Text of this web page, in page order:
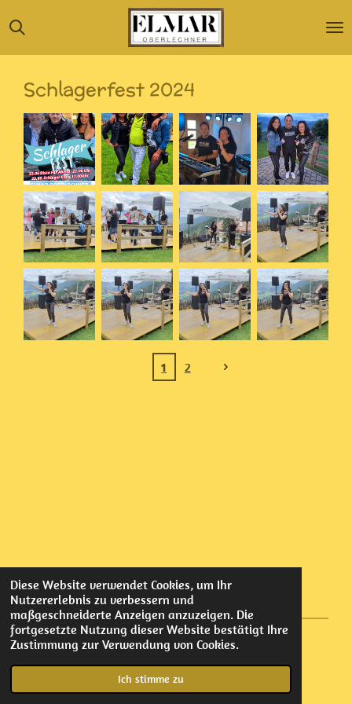
Diese Website verwendet Cookies, um Ihr
Nutzererlebnis zu verbessern und
maßgeschneiderte Anzeigen anzuzeigen. Die
fortgesetzte Nutzung dieser Website bestätigt Ihre
Zustimmung zur Verwendung von Cookies.
Ich stimme zu
Hauptinhalt
springen
Schlagerfest 2024
1 2
© 2022 - 2026 Elmar Oberlechner
Webador